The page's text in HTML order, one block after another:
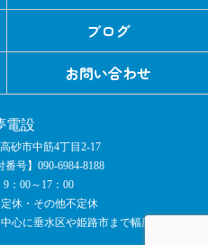
ブログ
お問い合わせ
電設
砂市中筋4丁目2-17
番号】090-6984-8188
9：00～17：00
定休・その他不定休
心に垂水区や姫路市まで幅広く対応